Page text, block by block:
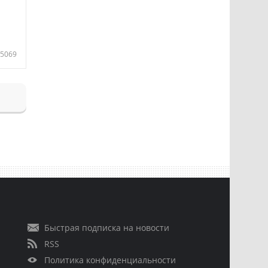
5069
Быстрая подписка на новости
RSS
Политика конфиденциальности